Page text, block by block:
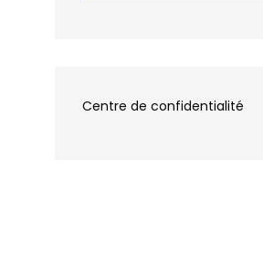
Centre de confidentialité